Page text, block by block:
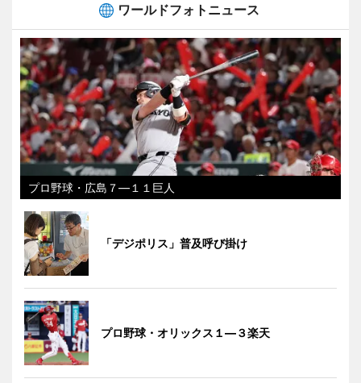
ワールドフォトニュース
プロ野球・広島７―１１巨人
「デジポリス」普及呼び掛け
プロ野球・オリックス１―３楽天